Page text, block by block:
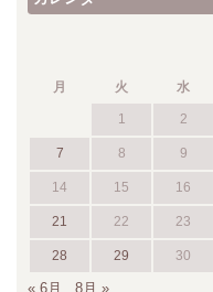
月 火 水
1 2
7 8 9
14 15 16
21 22 23
28 29 30
« 6月 8月 »